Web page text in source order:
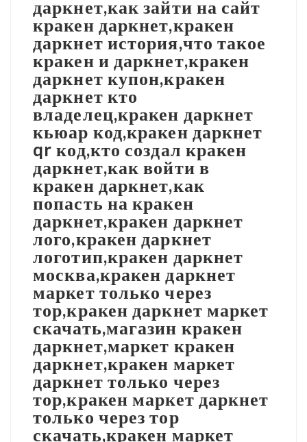
даркнет,как зайти на сайт
кракен даркнет,кракен
даркнет история,что такое
кракен и даркнет,кракен
даркнет купон,кракен
даркнет кто
владелец,кракен даркнет
кьюар код,кракен даркнет
qr код,кто создал кракен
даркнет,как войти в
кракен даркнет,как
попасть на кракен
даркнет,кракен даркнет
лого,кракен даркнет
логотип,кракен даркнет
москва,кракен даркнет
маркет только через
тор,кракен даркнет маркет
скачать,магазин кракен
даркнет,маркет кракен
даркнет,кракен маркет
даркнет только через
тор,кракен маркет даркнет
только через тор
скачать,кракен маркет